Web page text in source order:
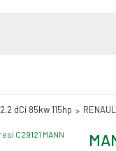
2.2 dCi 85kw 115hp